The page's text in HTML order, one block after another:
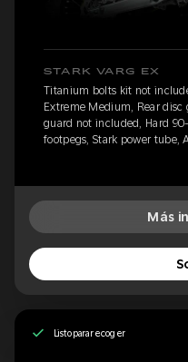
STARK VARG EX
Titanium bolts kit not
Extreme Medium, Rear
guard not included, Hard
footpegs, Stark power tube,
Más
Listo para recoger